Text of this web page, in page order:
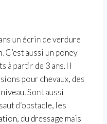
un écrin de verdure
C’est aussi un poney
à partir de 3 ans. Il
pour chevaux, des
Sont aussi
d’obstacle, les
du dressage mais